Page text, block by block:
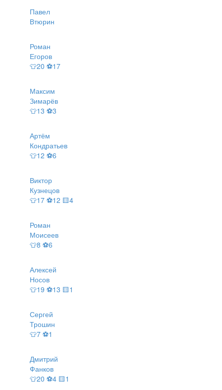
Павел
Втюрин
Роман
Егоров
👕20 ⚽17
Максим
Зимарёв
👕13 ⚽3
Артём
Кондратьев
👕12 ⚽6
Виктор
Кузнецов
👕17 ⚽12 🟨4
Роман
Моисеев
👕8 ⚽6
Алексей
Носов
👕19 ⚽13 🟨1
Сергей
Трошин
👕7 ⚽1
Дмитрий
Фанков
👕20 ⚽4 🟨1